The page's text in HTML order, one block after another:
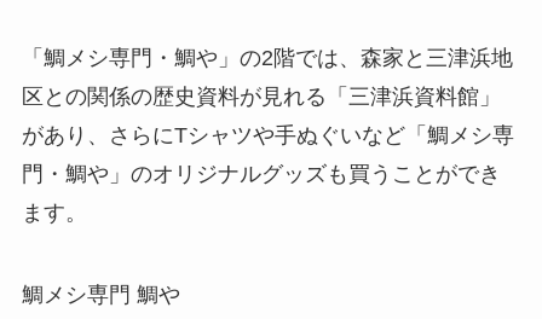
「鯛メシ専門・鯛や」の2階では、森家と三津浜地
区との関係の歴史資料が見れる「三津浜資料館」
があり、さらにTシャツや手ぬぐいなど「鯛メシ専
門・鯛や」のオリジナルグッズも買うことができ
ます。
鯛メシ専門 鯛や